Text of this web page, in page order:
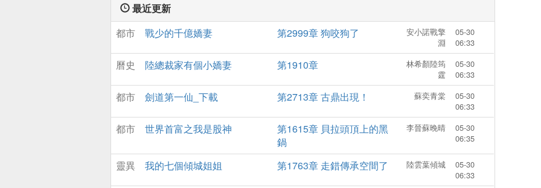
愛的閨女，他要創造屬於自己
的商業帝國。
年後，男人拖著兩個萌寶把她
攔在在員工宿舍樓下，眾目睽
睽！慕先生在所有人麵前高
冷，卻隻在她麵前熱情如
火。。
最近更新
都市
戰少的千億嬌妻 第2999章 狗咬狗了
安小諾戰擎
淵
05-30
06:33
曆史 陸總裁家有個小嬌妻 第1910章
林希顏陸筠
霆
05-30
06:33
都市 劍道第一仙_下載 第2713章 古鼎出現！ 蘇奕青棠
05-30
06:33
都市 世界首富之我是股神
第1615章 貝拉頭頂上的黑
鍋
李晉蘇晚晴
05-30
06:35
靈異 我的七個傾城姐姐 第1763章 走錯傳承空間了 陸雲葉傾城
05-30
06:33